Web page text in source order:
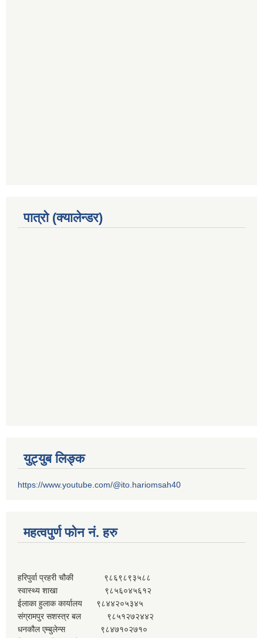
पात्रो (क्यालेन्डर)
युट्युब लिङ्क
https://www.youtube.com/@ito.hariomsah40
महत्वपुर्ण फोन नं. हरु
हरिपुर्वा प्रहरी चौकी ९८६९८९३५८८
स्वास्थ्य शाखा ९८५६०४५६१२
ईलाका हुलाक कार्यालय ९८४४२०५३४५
संग्रामपुर सशस्त्र बल ९८५१२७२४४२
धनकौल एम्बुलेन्स ९८४७१०२७१०